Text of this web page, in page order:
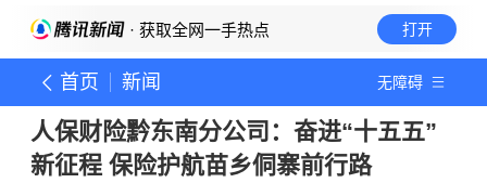
· 获取全网一手热点 打开
首页 新闻 无障碍
人保财险黔东南分公司：奋进“十五五”
新征程 保险护航苗乡侗寨前行路